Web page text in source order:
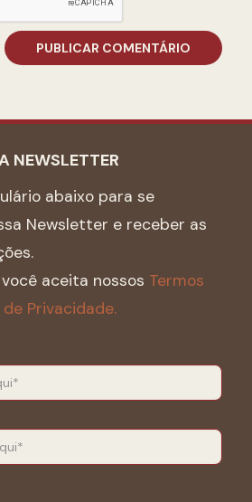
NEWSLETTER
abaixo para se
Newsletter e receber as
aceita nossos Termos
Privacidade.